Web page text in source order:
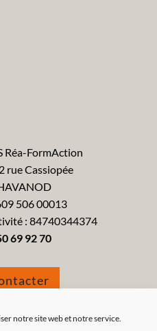
notre site web et notre service.
Réa-FormAction
rue Cassiopée
506 00013
: 84740344374
69 92 70